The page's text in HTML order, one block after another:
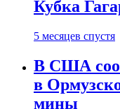
Кубка
5 месяцев спустя
В США
в
мины